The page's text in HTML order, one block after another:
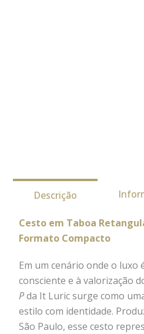
Descrição
Cesto em Taboa
Formato Compacto
Em um cenário onde o luxo
consciente e à valorização
Pda It Luric surge como
estilo com identidade.
São Paulo, esse cesto